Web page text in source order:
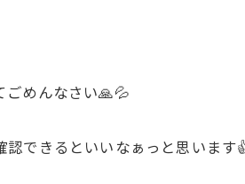
ごめんなさい🙏💦
認できるといいなぁっと思います